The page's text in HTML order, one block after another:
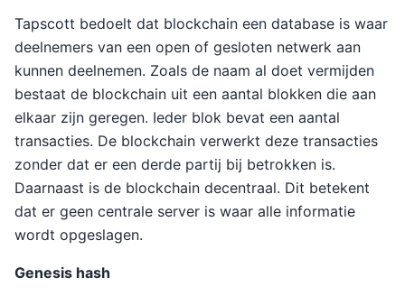
Tapscott bedoelt dat blockchain een database is waar
deelnemers van een open of gesloten netwerk aan
kunnen deelnemen. Zoals de naam al doet vermijden
bestaat de blockchain uit een aantal blokken die aan
elkaar zijn geregen. Ieder blok bevat een aantal
transacties. De blockchain verwerkt deze transacties
zonder dat er een derde partij bij betrokken is.
Daarnaast is de blockchain decentraal. Dit betekent
dat er geen centrale server is waar alle informatie
wordt opgeslagen.
Genesis hash